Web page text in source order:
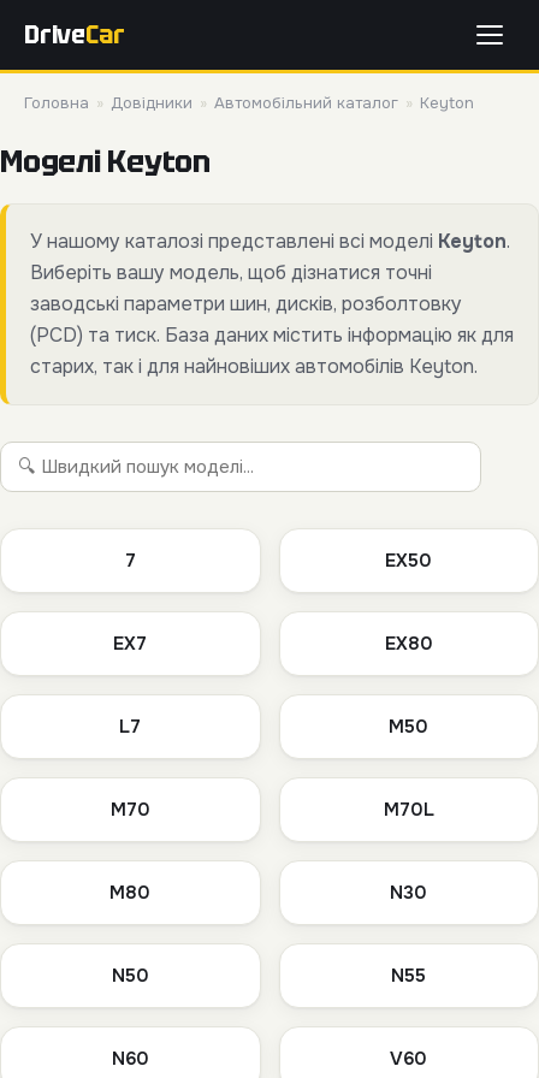
DriveCar
Головна » Довідники » Автомобільний каталог » Keyton
Моделі Keyton
У нашому каталозі представлені всі моделі Keyton.
Виберіть вашу модель, щоб дізнатися точні
заводські параметри шин, дисків, розболтовку
(PCD) та тиск. База даних містить інформацію як для
старих, так і для найновіших автомобілів Keyton.
7 EX50
EX7 EX80
L7 M50
M70 M70L
M80 N30
N50 N55
N60 V60